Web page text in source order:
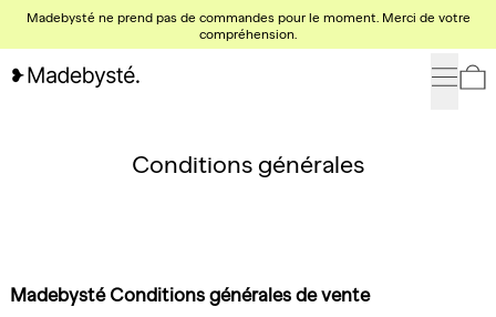
Madebysté ne prend pas de commandes pour le moment. Merci de votre
compréhension.
Menu
Conditions générales
Madebysté Conditions générales de vente